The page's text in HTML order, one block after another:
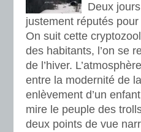
Deux
justement réputés
On suit cette
des habitants, l’on se
de l’hiver.
entre la modernité de
enlèvement d’un
mire le peuple des
deux points de vue